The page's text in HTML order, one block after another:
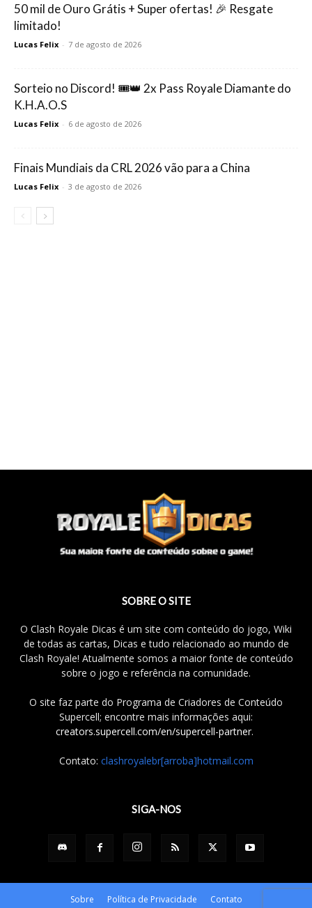
50 mil de Ouro Grátis + Super ofertas! 🎉 Resgate
limitado!
Lucas Felix - 7 de agosto de 2026
Sorteio no Discord! 🎟️👑 2x Pass Royale Diamante do
K.H.A.O.S
Lucas Felix - 6 de agosto de 2026
Finais Mundiais da CRL 2026 vão para a China
Lucas Felix - 3 de agosto de 2026
SOBRE O SITE
O Clash Royale Dicas é um site com conteúdo do jogo, Wiki
de todas as cartas, Dicas e tudo relacionado ao mundo de
Clash Royale! Atualmente somos a maior fonte de conteúdo
sobre o jogo e referência na comunidade.
O site faz parte do Programa de Criadores de Conteúdo
Supercell; encontre mais informações aqui:
creators.supercell.com/en/supercell-partner.
Contato: clashroyalebr[arroba]hotmail.com
SIGA-NOS
Sobre Política de Privacidade Contato